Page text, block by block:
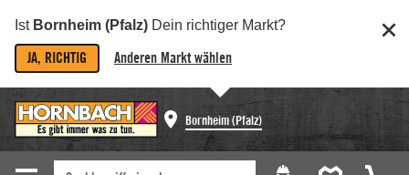
Ist Bornheim (Pfalz) Dein richtiger Markt?
JA, RICHTIG Anderen Markt wählen
Bornheim (Pfalz)